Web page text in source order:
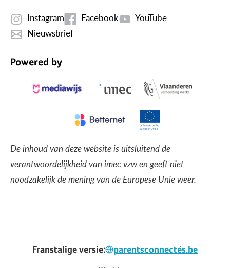
Instagram Facebook
YouTube
Nieuwsbrief
Powered by
De inhoud van deze website is uitsluitend de
verantwoordelijkheid van imec vzw en geeft niet
noodzakelijk de mening van de Europese Unie weer.
Franstalige versie: parentsconnectés.be